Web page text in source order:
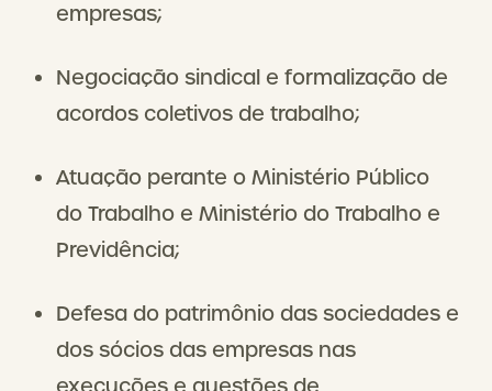
empresas;
Negociação sindical e formalização de
acordos coletivos de trabalho;
Atuação perante o Ministério Público
do Trabalho e Ministério do Trabalho e
Previdência;
Defesa do patrimônio das sociedades e
dos sócios das empresas nas